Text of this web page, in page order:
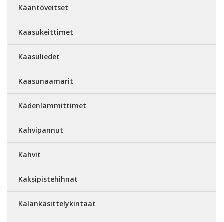
Kääntöveitset
Kaasukeittimet
Kaasuliedet
Kaasunaamarit
Kädenlämmittimet
Kahvipannut
Kahvit
Kaksipistehihnat
Kalankäsittelykintaat